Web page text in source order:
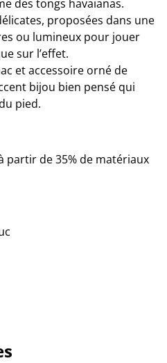
des tongs havaianas.
proposées dans une
ou lumineux pour jouer
sur l’effet.
et accessoire orné de
bijou bien pensé qui
pied.
partir de 35% de matériaux